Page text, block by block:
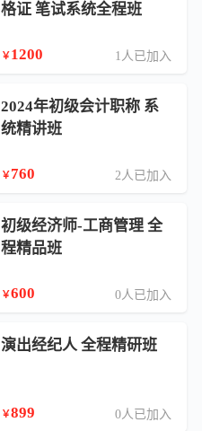
格证 笔试系统全程班
￥1200 1人已加入
2024年初级会计职称 系
统精讲班
￥760 2人已加入
初级经济师-工商管理 全
程精品班
￥600 0人已加入
演出经纪人 全程精研班
￥899 0人已加入